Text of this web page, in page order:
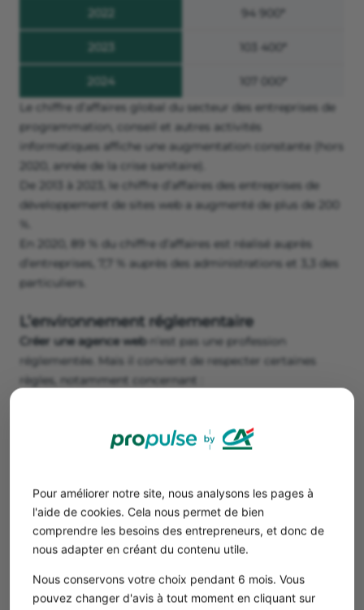
Pour améliorer notre site, nous analysons les pages à
l'aide de cookies. Cela nous permet de bien
comprendre les besoins des entrepreneurs, et donc de
nous adapter en créant du contenu utile.
Nous conservons votre choix pendant 6 mois. Vous
pouvez changer d'avis à tout moment en cliquant sur
2022 94 900*
2023 103 400*
2024
107 000*
Le chiffre d’affaires global du secteur des entreprises de
programmation, conseil et autres activités
informatiques affiche une augmentation constante (hors
2020, année de la crise sanitaire).
De 2013 à 2023, le chiffre d’affaires des entreprises de
développement de sites web a augmenté de plus de 200
%.
En 2020, 89 % du chiffre d’affaires est réalisé auprès
d’entreprises, 7,7 % auprès des administrations et 3,3 des
particuliers.
L’environnement réglementaire
Créer une agence webn’est pas une profession
réglementée. Mais il convient de respecter certaines
règles, notamment concernant :
conformité au RGPD(protection des données
Digital Markets Act (DMA).
L’agence web doit également respecter la
réglementation en termes de facturation de ses
client.